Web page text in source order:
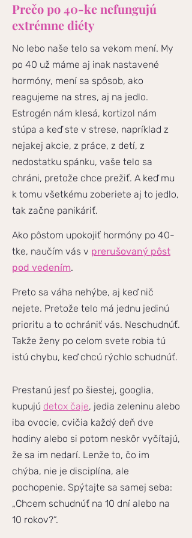
Prečo po 40-ke nefungujú
extrémne diéty
No lebo naše telo sa vekom mení. My
po 40 už máme aj inak nastavené
hormóny, mení sa spôsob, ako
reagujeme na stres, aj na jedlo.
Estrogén nám klesá, kortizol nám
stúpa a keď ste v strese, napríklad z
nejakej akcie, z práce, z detí, z
nedostatku spánku, vaše telo sa
chráni, pretože chce prežiť. A keď mu
k tomu všetkému zoberiete aj to jedlo,
tak začne panikáriť.
Ako pôstom upokojiť hormóny po 40-
tke, naučím vás v prerušovaný pôst
pod vedením.
Preto sa váha nehýbe, aj keď nič
nejete. Pretože telo má jednu jedinú
prioritu a to ochrániť vás. Neschudnúť.
Takže ženy po celom svete robia tú
istú chybu, keď chcú rýchlo schudnúť.
Prestanú jesť po šiestej, googlia,
kupujú detox čaje, jedia zeleninu alebo
iba ovocie, cvičia každý deň dve
hodiny alebo si potom neskôr vyčítajú,
že sa im nedarí. Lenže to, čo im
chýba, nie je disciplína, ale
pochopenie. Spýtajte sa samej seba:
„Chcem schudnúť na 10 dní alebo na
10 rokov?“.